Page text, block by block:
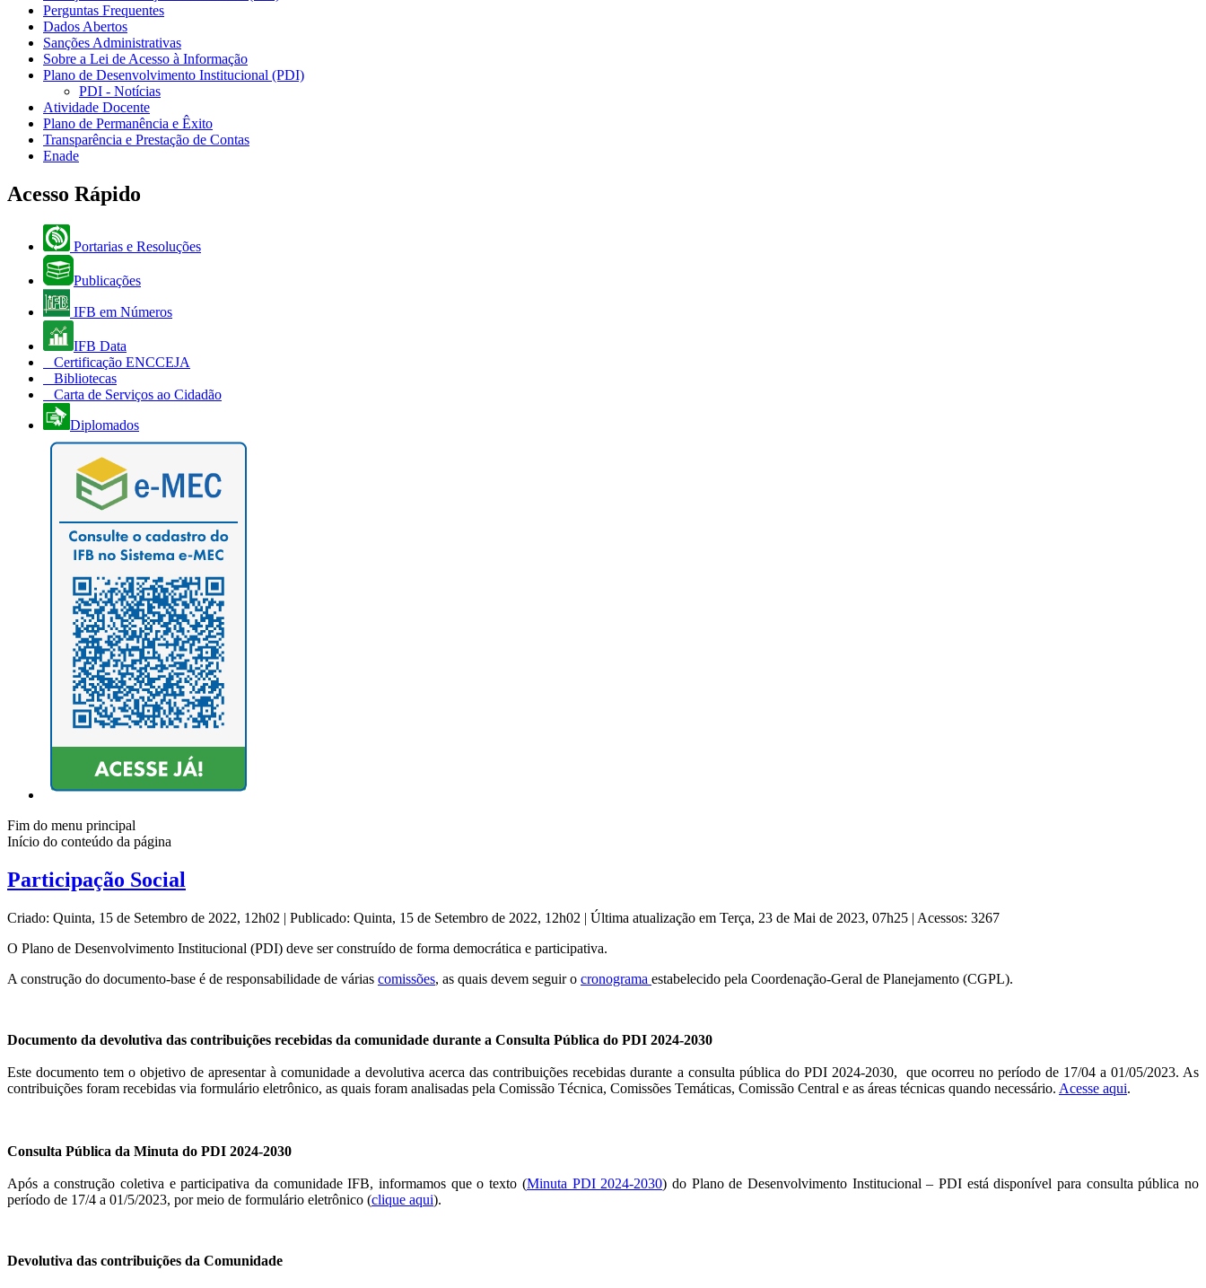
Perguntas Frequentes
Dados Abertos
Sanções Administrativas
Sobre a Lei de Acesso à Informação
Plano de Desenvolvimento Institucional (PDI)
PDI - Notícias
Atividade Docente
Plano de Permanência e Êxito
Transparência e Prestação de Contas
Enade
Acesso Rápido
Portarias e Resoluções
Publicações
IFB em Números
IFB Data
Certificação ENCCEJA
Bibliotecas
Carta de Serviços ao Cidadão
Diplomados
Fim do menu principal
Início do conteúdo da página
Participação Social
Criado: Quinta, 15 de Setembro de 2022, 12h02 | Publicado: Quinta, 15 de Setembro de 2022, 12h02 | Última atualização em Terça, 23 de Mai de 2023, 07h25 | Acessos: 3267
O Plano de Desenvolvimento Institucional (PDI) deve ser construído de forma democrática e participativa.
A construção do documento-base é de responsabilidade de várias comissões, as quais devem seguir o cronograma estabelecido pela Coordenação-Geral de Planejamento (CGPL).
Documento da devolutiva das contribuições recebidas da comunidade durante a Consulta Pública do PDI 2024-2030
Este documento tem o objetivo de apresentar à comunidade a devolutiva acerca das contribuições recebidas durante a consulta pública do PDI 2024-2030, que ocorreu no período de 17/04 a 01/05/2023. As
contribuições foram recebidas via formulário eletrônico, as quais foram analisadas pela Comissão Técnica, Comissões Temáticas, Comissão Central e as áreas técnicas quando necessário. Acesse aqui.
Consulta Pública da Minuta do PDI 2024-2030
Após a construção coletiva e participativa da comunidade IFB, informamos que o texto (Minuta PDI 2024-2030) do Plano de Desenvolvimento Institucional – PDI está disponível para consulta pública no
período de 17/4 a 01/5/2023, por meio de formulário eletrônico (clique aqui).
Devolutiva das contribuições da Comunidade